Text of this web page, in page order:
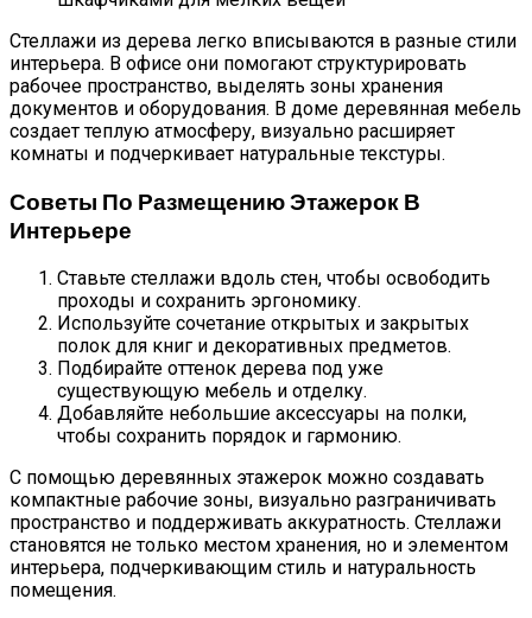
Стеллажи из дерева легко вписываются в разные стили
интерьера. В офисе они помогают структурировать
рабочее пространство, выделять зоны хранения
документов и оборудования. В доме деревянная мебель
создает теплую атмосферу, визуально расширяет
комнаты и подчеркивает натуральные текстуры.
Советы По Размещению Этажерок В
Интерьере
Ставьте стеллажи вдоль стен, чтобы освободить
проходы и сохранить эргономику.
Используйте сочетание открытых и закрытых
полок для книг и декоративных предметов.
Подбирайте оттенок дерева под уже
существующую мебель и отделку.
Добавляйте небольшие аксессуары на полки,
чтобы сохранить порядок и гармонию.
С помощью деревянных этажерок можно создавать
компактные рабочие зоны, визуально разграничивать
пространство и поддерживать аккуратность. Стеллажи
становятся не только местом хранения, но и элементом
интерьера, подчеркивающим стиль и натуральность
помещения.